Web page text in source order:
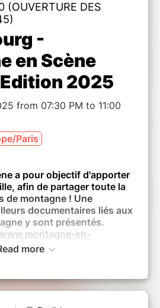
(OUVERTURE DES
-
en Scène
2025
from 07:30 PM to 11:00
Paris
a pour objectif d'apporter
afin de partager toute la
de montagne ! Une
documentaires liés aux
y sont présentés.
www.montagne-en-
sous-titrés en français.
more